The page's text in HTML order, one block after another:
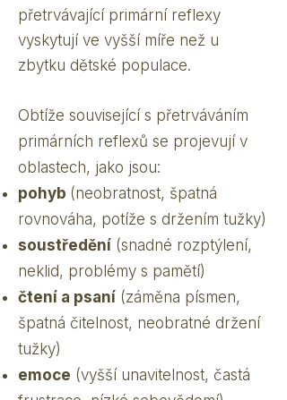
přetrvávající primární reflexy
vyskytují ve vyšší míře než u
zbytku dětské populace.
Obtíže související s přetrváváním
primárních reflexů se projevují v
oblastech, jako jsou:
pohyb (neobratnost, špatná
rovnováha, potíže s držením tužky)
soustředění (snadné rozptýlení,
neklid, problémy s pamětí)
čtení a psaní (záměna písmen,
špatná čitelnost, neobratné držení
tužky)
emoce (vyšší unavitelnost, častá